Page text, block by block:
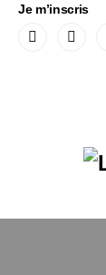
Je m’inscris